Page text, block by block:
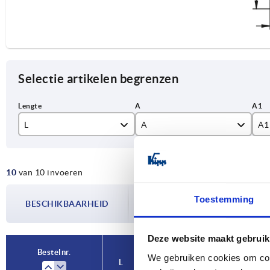
Toestemming
Deze website maakt
We gebruiken cookies om
Selectie artikelen begrenzen
L
300
400
A A1
10 van 10 invoeren
BESCHIKBAARHEID
bijgewerkt. In de laatste stap
over de bevestigde verzenddatum.
Bestelnr.
L
A A1 A2
Bestelnr.
L
A A1 A2